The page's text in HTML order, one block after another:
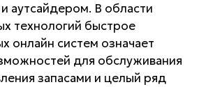
аутсайдером. В области
технологий быстрое
онлайн систем означает
для обслуживания
запасами и целый ряд